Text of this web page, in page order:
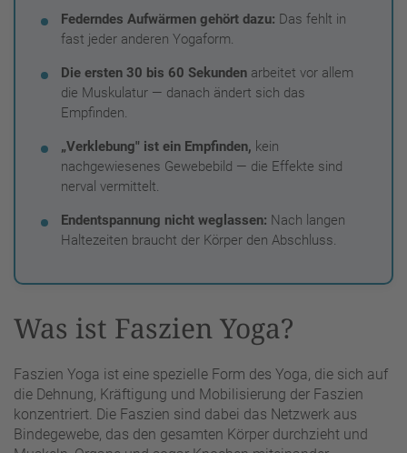
Federndes Aufwärmen gehört dazu: Das fehlt in
fast jeder anderen Yogaform.
Die ersten 30 bis 60 Sekunden arbeitet vor allem
die Muskulatur — danach ändert sich das
Empfinden.
„Verklebung" ist ein Empfinden, kein
nachgewiesenes Gewebebild — die Effekte sind
nerval vermittelt.
Endentspannung nicht weglassen: Nach langen
Haltezeiten braucht der Körper den Abschluss.
Was ist Faszien Yoga?
Faszien Yoga ist eine spezielle Form des Yoga, die sich auf
die Dehnung, Kräftigung und Mobilisierung der Faszien
konzentriert. Die Faszien sind dabei das Netzwerk aus
Bindegewebe, das den gesamten Körper durchzieht und